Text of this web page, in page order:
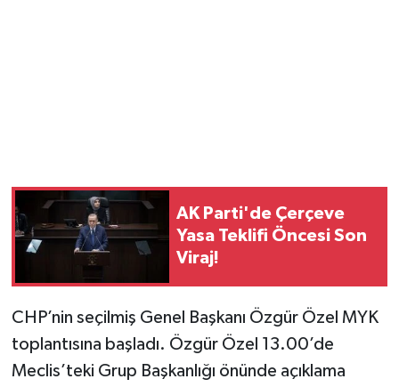
AK Parti'de Çerçeve
Yasa Teklifi Öncesi Son
Viraj!
CHP’nin seçilmiş Genel Başkanı Özgür Özel MYK
toplantısına başladı. Özgür Özel 13.00’de
Meclis’teki Grup Başkanlığı önünde açıklama
Sağlık
Seri İlan
Siyaset
Sokak Hayvanlarını Sahiplendirme
Sonsöz Özel